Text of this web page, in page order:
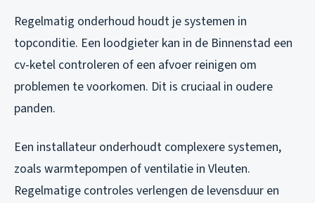
Regelmatig onderhoud houdt je systemen in
topconditie. Een loodgieter kan in de Binnenstad een
cv-ketel controleren of een afvoer reinigen om
problemen te voorkomen. Dit is cruciaal in oudere
panden.
Een installateur onderhoudt complexere systemen,
zoals warmtepompen of ventilatie in Vleuten.
Regelmatige controles verlengen de levensduur en